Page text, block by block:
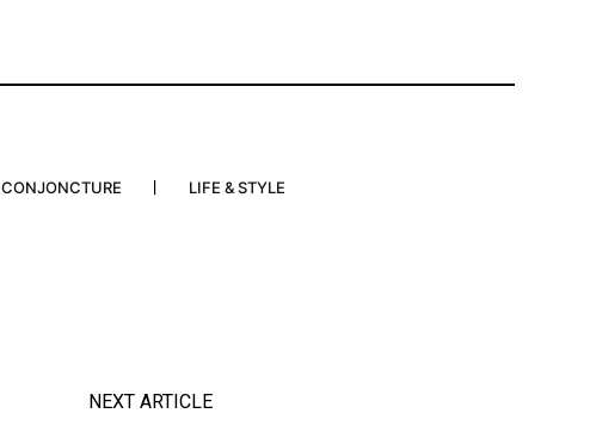
CONJONCTURE LIFE & STYLE
NEXT ARTICLE